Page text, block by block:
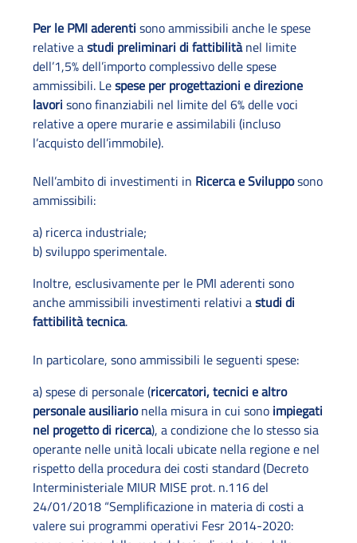
Per le PMI aderenti sono ammissibili anche le spese
relative astudi preliminari di fattibilitànel limite
dell’1,5% dell’importo complessivo delle spese
ammissibili. Lespese per progettazioni e direzione
lavori sono finanziabili nel limite del 6% delle voci
relative a opere murarie e assimilabili (incluso
l’acquisto dell’immobile).
Nell’ambito di investimenti in Ricerca e Svilupposono
ammissibili:
a) ricerca industriale;
b) sviluppo sperimentale.
Inoltre, esclusivamente per le PMI aderenti sono
anche ammissibili investimenti relativi astudi di
fattibilità tecnica.
In particolare, sono ammissibili le seguenti spese:
a) spese di personale (ricercatori, tecnici e altro
personale ausiliarionella misura in cui sono impiegati
nel progetto di ricerca), a condizione che lo stesso sia
operante nelle unità locali ubicate nella regione e nel
rispetto della procedura dei costi standard (Decreto
Interministeriale MIUR MISE prot. n.116 del
24/01/2018 “Semplificazione in materia di costi a
valere sui programmi operativi Fesr 2014-2020: